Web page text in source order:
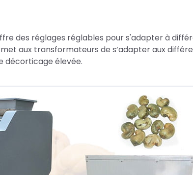
des réglages réglables pour s'adapter à
aux transformateurs de s’adapter aux
décorticage élevée.